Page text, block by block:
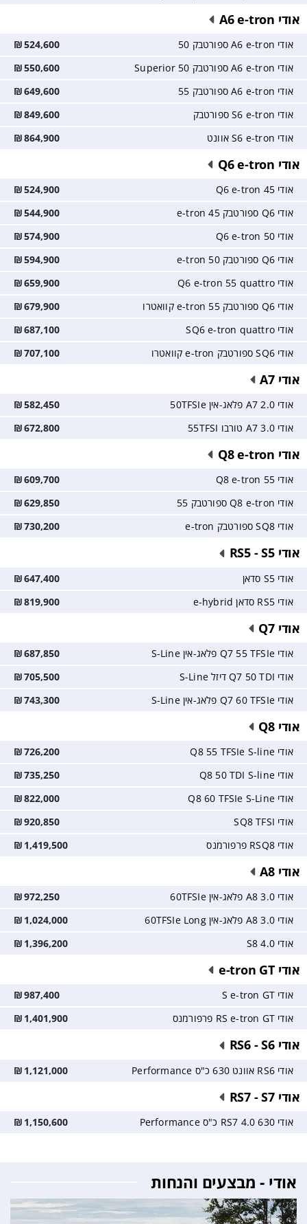
אודי A6 e-tron
אודי A6 e-tron ספורטבק 50 524,600
₪
אודי A6 e-tron ספורטבק 50 Superior
550,600
₪
אודי A6 e-tron ספורטבק 55
649,600
₪
אודי S6 e-tron ספורטבק
849,600
₪
אודי S6 e-tron אוונט
864,900
₪
אודי Q6 e-tron
אודי Q6 e-tron 45 524,900
₪
אודי Q6 ספורטבק e-tron 45
544,900
₪
אודי Q6 e-tron 50
574,900
₪
אודי Q6 ספורטבק e-tron 50
594,900
₪
אודי Q6 e-tron 55 quattro
659,900
₪
אודי Q6 ספורטבק e-tron 55 קוואטרו
679,900
₪
אודי SQ6 e-tron quattro
687,100
₪
אודי SQ6 ספורטבק e-tron קוואטרו
707,100
₪
אודי A7
אודי A7 2.0 פלאג-אין 50TFSIe 582,450
₪
אודי A7 3.0 טורבו 55TFSI
672,800
₪
אודי Q8 e-tron
אודי Q8 e-tron 55 609,700
₪
אודי Q8 e-tron ספורטבק 55
629,850
₪
אודי SQ8 ספורטבק e-tron
730,200
₪
אודי RS5 - S5
אודי S5 סדאן 647,400
₪
אודי RS5 סדאן e-hybrid
819,900
₪
אודי Q7
אודי Q7 55 TFSIe פלאג-אין S-Line 687,850
₪
אודי Q7 50 TDI דיזל S-Line
705,500
₪
אודי Q7 60 TFSIe פלאג-אין S-Line
743,300
₪
אודי Q8
אודי Q8 55 TFSIe S-line 726,200
₪
אודי Q8 50 TDI S-line
735,250
₪
אודי Q8 60 TFSIe S-Line
822,000
₪
אודי SQ8 TFSI
920,850
₪
אודי RSQ8 פרפורמנס
1,419,500
₪
אודי A8
אודי A8 3.0 פלאג-אין 60TFSIe 972,250
₪
אודי A8 3.0 פלאג-אין 60TFSIe Long
1,024,000
₪
אודי S8 4.0
1,396,200
₪
אודי e-tron GT
אודי S e-tron GT 987,400
₪
אודי RS e-tron GT פרפורמנס
1,401,900
₪
אודי RS6 - S6
אודי RS6 אוונט 630 כ"ס Performance 1,121,000
₪
אודי RS7 - S7
אודי RS7 4.0 630 כ"ס Performance 1,150,600
₪
אודי - מבצעים והנחות